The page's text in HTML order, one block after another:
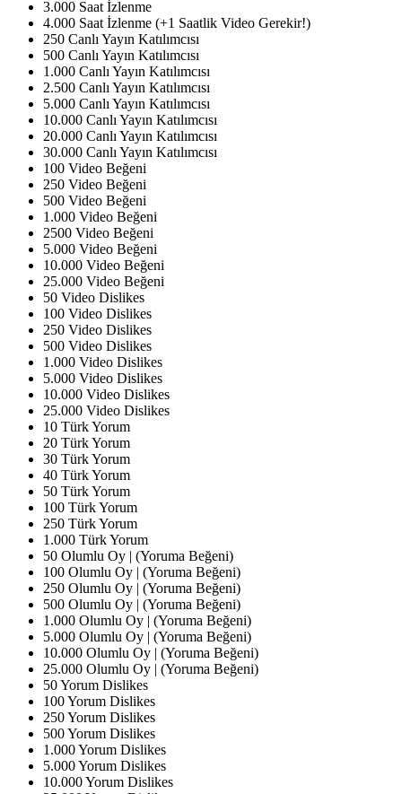
3.000 Saat İzlenme
4.000 Saat İzlenme (+1 Saatlik Video Gerekir!)
250 Canlı Yayın Katılımcısı
500 Canlı Yayın Katılımcısı
1.000 Canlı Yayın Katılımcısı
2.500 Canlı Yayın Katılımcısı
5.000 Canlı Yayın Katılımcısı
10.000 Canlı Yayın Katılımcısı
20.000 Canlı Yayın Katılımcısı
30.000 Canlı Yayın Katılımcısı
100 Video Beğeni
250 Video Beğeni
500 Video Beğeni
1.000 Video Beğeni
2500 Video Beğeni
5.000 Video Beğeni
10.000 Video Beğeni
25.000 Video Beğeni
50 Video Dislikes
100 Video Dislikes
250 Video Dislikes
500 Video Dislikes
1.000 Video Dislikes
5.000 Video Dislikes
10.000 Video Dislikes
25.000 Video Dislikes
10 Türk Yorum
20 Türk Yorum
30 Türk Yorum
40 Türk Yorum
50 Türk Yorum
100 Türk Yorum
250 Türk Yorum
1.000 Türk Yorum
50 Olumlu Oy | (Yoruma Beğeni)
100 Olumlu Oy | (Yoruma Beğeni)
250 Olumlu Oy | (Yoruma Beğeni)
500 Olumlu Oy | (Yoruma Beğeni)
1.000 Olumlu Oy | (Yoruma Beğeni)
5.000 Olumlu Oy | (Yoruma Beğeni)
10.000 Olumlu Oy | (Yoruma Beğeni)
25.000 Olumlu Oy | (Yoruma Beğeni)
50 Yorum Dislikes
100 Yorum Dislikes
250 Yorum Dislikes
500 Yorum Dislikes
1.000 Yorum Dislikes
5.000 Yorum Dislikes
10.000 Yorum Dislikes